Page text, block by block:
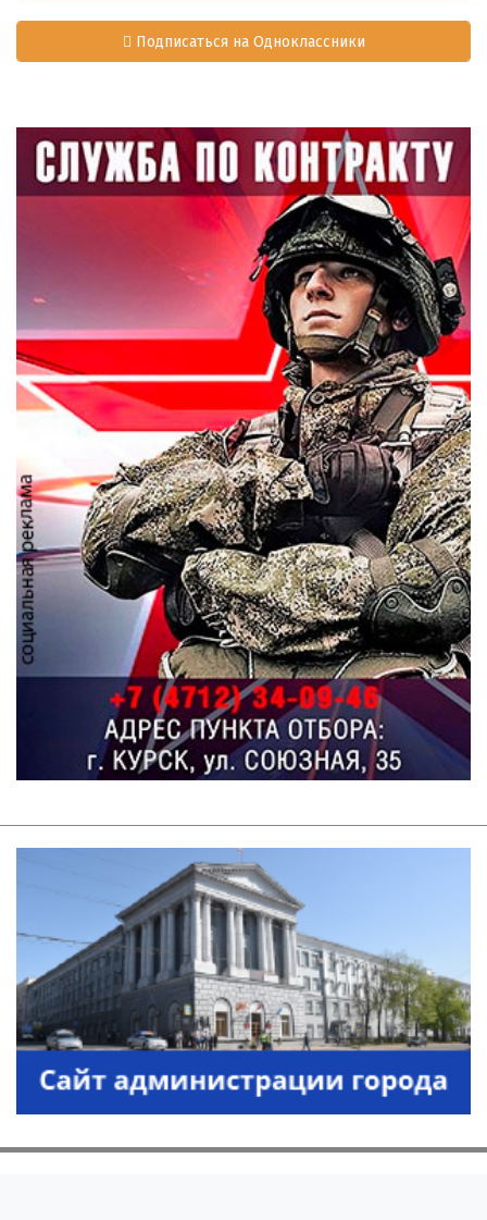
Подписаться на Одноклассники